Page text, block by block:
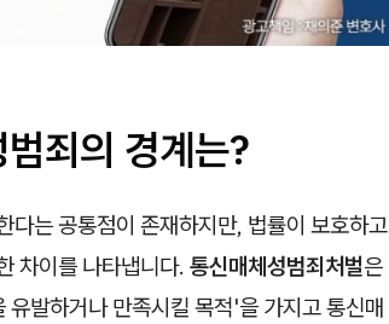
죄의 경계는?
다는 공통점이 존재하지만, 법률이 보호하고
차이를 나타냅니다. 통신매체성범죄처벌은
발하거나 만족시킬 목적'을 가지고 통신매